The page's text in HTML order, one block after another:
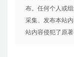
布。任何个人或
采集、发布本站
站内容侵犯了原